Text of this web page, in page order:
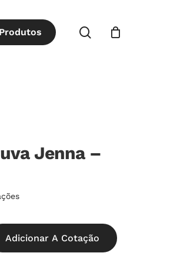
Produtos procurar
Jenna –
Adicionar A Cotação